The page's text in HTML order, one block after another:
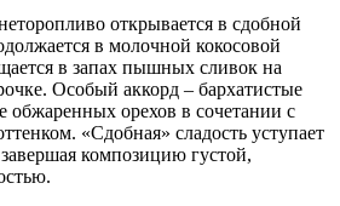
открывается в сдобной
в молочной кокосовой
в запах пышных сливок на
Особый аккорд – бархатистые
обжаренных орехов в сочетании с
«Сдобная» сладость уступает
композицию густой,